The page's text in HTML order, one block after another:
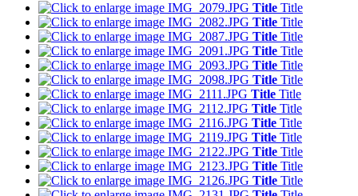
Title Title
Title Title
Title Title
Title Title
Title Title
Title Title
Title Title
Title Title
Title Title
Title Title
Title Title
Title Title
Title Title